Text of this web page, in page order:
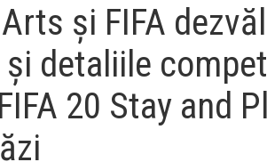
și FIFA
detaliile
20 Stay and